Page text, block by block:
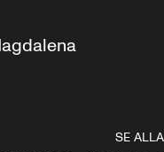
SE ALLA